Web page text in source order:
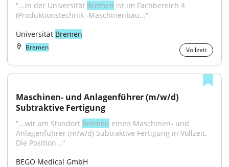
"...In der Universität Bremen ist im Fachbereich 4
(Produktionstechnik -Maschinenbau..."
Universität Bremen
Bremen Vollzeit
Maschinen- und Anlagenführer (m/w/d)
Subtraktive Fertigung
"...wir am Standort Bremen einen Maschinen- und
Anlagenführer (m/w/d) Subtraktive Fertigung in Vollzeit.
Die Position..."
BEGO Medical GmbH